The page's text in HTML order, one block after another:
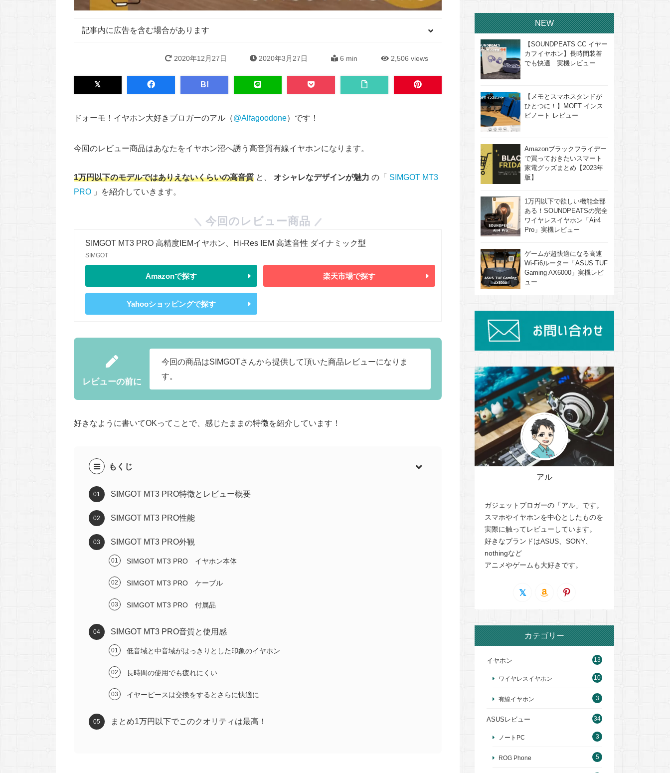
2020年12月27日 2020年3月27日 6 min 2,506 views
記事内に広告を含む場合があります
B!
ドォーモ！イヤホン大好きブロガーのアル（@Alfagoodone）です！
今回のレビュー商品はあなたをイヤホン沼へ誘う高音質有線イヤホンになります。
1万円以下のモデルではありえないくらいの高音質 と、 オシャレなデザインが魅力 の「 SIMGOT MT3
PRO 」を紹介していきます。
今回のレビュー商品
SIMGOT MT3 PRO 高精度IEMイヤホン、Hi-Res IEM 高遮音性 ダイナミック型
SIMGOT
Amazonで探す 楽天市場で探す
Yahooショッピングで探す
レビューの前に
今回の商品はSIMGOTさんから提供して頂いた商品レビューになりま
す。
好きなように書いてOKってことで、感じたままの特徴を紹介しています！
もくじ
SIMGOT MT3 PRO特徴とレビュー概要
SIMGOT MT3 PRO性能
SIMGOT MT3 PRO外観
SIMGOT MT3 PRO イヤホン本体
SIMGOT MT3 PRO ケーブル
SIMGOT MT3 PRO 付属品
SIMGOT MT3 PRO音質と使用感
低音域と中音域がはっきりとした印象のイヤホン
長時間の使用でも疲れにくい
イヤーピースは交換をするとさらに快適に
まとめ1万円以下でこのクオリティは最高！
NEW
【SOUNDPEATS CC イヤー
カフイヤホン】長時間装着
でも快適 実機レビュー
【メモとスマホスタンドが
ひとつに！】MOFT インス
ピノート レビュー
Amazonブラックフライデー
で買っておきたいスマート
家電グッズまとめ【2023年
版】
1万円以下で欲しい機能全部
ある！SOUNDPEATSの完全
ワイヤレスイヤホン「Air4
Pro」実機レビュー
ゲームが超快適になる高速
Wi-Fi6ルーター「ASUS TUF
Gaming AX6000」実機レビ
ュー
アル
ガジェットブロガーの「アル」です。
スマホやイヤホンを中心としたものを
実際に触ってレビューしています。
好きなブランドはASUS、SONY、
nothingなど
アニメやゲームも大好きです。
カテゴリー
イヤホン 13
ワイヤレスイヤホン 10
有線イヤホン 3
ASUSレビュー 34
ノートPC 3
ROG Phone 5